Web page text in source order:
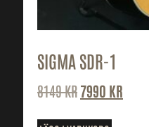
SIGMA SDR-1
8149KR7990 KR